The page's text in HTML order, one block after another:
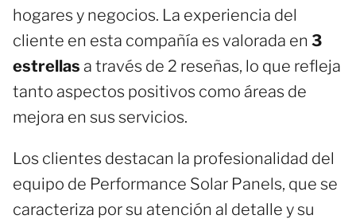
hogares y negocios. La experiencia del
cliente en esta compañía es valorada en 3
estrellas a través de 2 reseñas, lo que refleja
tanto aspectos positivos como áreas de
mejora en sus servicios.
Los clientes destacan la profesionalidad del
equipo de Performance Solar Panels, que se
caracteriza por su atención al detalle y su